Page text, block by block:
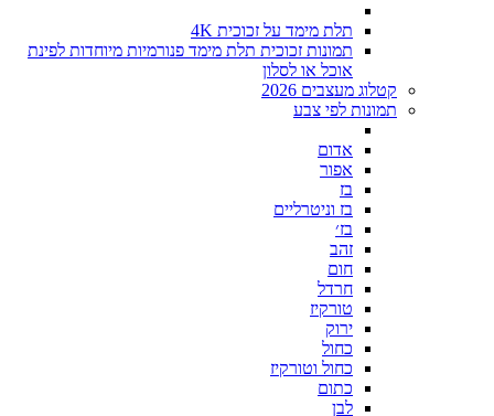
תלת מימד על זכוכית 4K
תמונות זכוכית תלת מימד פנורמיות מיוחדות לפינת
אוכל או לסלון
קטלוג מעצבים 2026
תמונות לפי צבע
אדום
אפור
בז
בז וניטרליים
בז׳
זהב
חום
חרדל
טורקיז
ירוק
כחול
כחול וטורקיז
כתום
לבן